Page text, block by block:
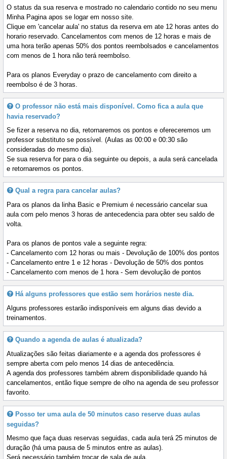
O status da sua reserva e mostrado no calendario contido no seu menu
Minha Pagina apos se logar em nosso site.
Clique em 'cancelar aula' no status da reserva em ate 12 horas antes do
horario reservado. Cancelamentos com menos de 12 horas e mais de
uma hora terão apenas 50% dos pontos reembolsados e cancelamentos
com menos de 1 hora não terá reembolso.
Para os planos Everyday o prazo de cancelamento com direito a
reembolso é de 3 horas.
O professor não está mais disponível. Como fica a aula que
havia reservado?
Se fizer a reserva no dia, retornaremos os pontos e ofereceremos um
professor substituto se possível. (Aulas as 00:00 e 00:30 são
consideradas do mesmo dia).
Se sua reserva for para o dia seguinte ou depois, a aula será cancelada
e retornaremos os pontos.
Qual a regra para cancelar aulas?
Para os planos da linha Basic e Premium é necessário cancelar sua
aula com pelo menos 3 horas de antecedencia para obter seu saldo de
volta.
Para os planos de pontos vale a seguinte regra:
- Cancelamento com 12 horas ou mais - Devolução de 100% dos pontos
- Cancelamento entre 1 e 12 horas - Devolução de 50% dos pontos
- Cancelamento com menos de 1 hora - Sem devolução de pontos
Há alguns professores que estão sem horários neste dia.
Alguns professores estarão indisponíveis em alguns dias devido a
treinamentos.
Quando a agenda de aulas é atualizada?
Atualizações são feitas diariamente e a agenda dos professores é
sempre aberta com pelo menos 14 dias de antecedência.
A agenda dos professores também abrem disponibilidade quando há
cancelamentos, então fique sempre de olho na agenda de seu professor
favorito.
Posso ter uma aula de 50 minutos caso reserve duas aulas
seguidas?
Mesmo que faça duas reservas seguidas, cada aula terá 25 minutos de
duração (há uma pausa de 5 minutos entre as aulas).
Será necessário também trocar de sala de aula.